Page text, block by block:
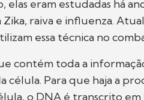
eram estudadas há
Zika, raiva e influenza.
essa técnica no
contém toda a
célula. Para que haja a
o DNA é transcrito